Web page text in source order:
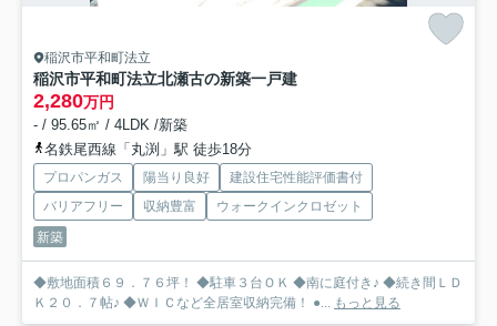
稲沢市平和町法立
稲沢市平和町法立北瀬古の新築一戸建
2,280万円
- / 95.65㎡ / 4LDK /新築
名鉄尾西線「丸渕」駅 徒歩18分
プロパンガス 陽当り良好
建設住宅性能評価書付
バリアフリー
収納豊富
ウォークインクロゼット
新築
◆敷地面積６９．７６坪！ ◆駐車３台ＯＫ ◆南に庭付き♪ ◆続き間ＬＤ
Ｋ２０．７帖♪ ◆ＷＩＣなど全居室収納完備！ ●... もっと見る